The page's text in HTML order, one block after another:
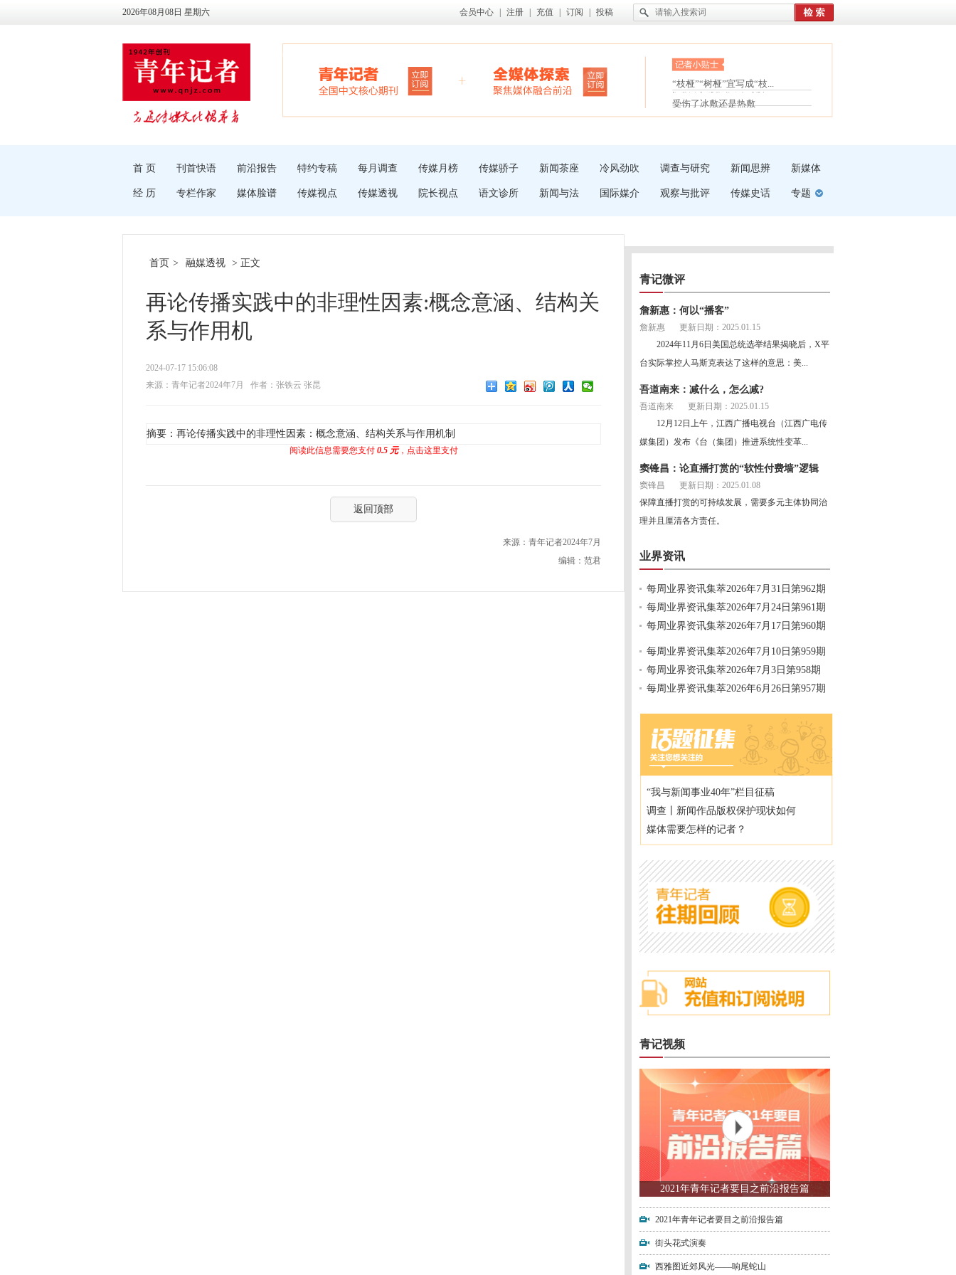
2026年08月08日 星期六 会员中心 注册 充值 订阅 投稿
眼白变红或是结膜下出血
“枝桠”“树桠”宜写成“枝...
夏天缓解疲劳有三招
护腰，摆脱六大坏习惯
受伤了冰敷还是热敷
白内障治疗的误区
首 页 刊首快语 前沿报告 特约专稿 每月调查 传媒月榜 传媒骄子 新闻茶座 冷风劲吹 调查与研究 新闻思辨 新媒体
经 历 专栏作家 媒体脸谱 传媒视点 传媒透视 院长视点 语文诊所 新闻与法 国际媒介 观察与批评 传媒史话 专题
首页 > 融媒透视 > 正文
再论传播实践中的非理性因素:概念意涵、结构关
系与作用机
2024-07-17 15:06:08
来源：青年记者2024年7月
作者：张铁云 张昆
摘要：再论传播实践中的非理性因素：概念意涵、结构关系与作用机制
阅读此信息需要您支付 0.5 元，点击这里支付
返回顶部
来源：青年记者2024年7月
编辑：范君
青记微评
詹新惠：何以“播客”
詹新惠
更新日期：2025.01.15
2024年11月6日美国总统选举结果揭晓后，X平
台实际掌控人马斯克表达了这样的意思：美...
吾道南来：减什么，怎么减?
吾道南来
更新日期：2025.01.15
12月12日上午，江西广播电视台（江西广电传
媒集团）发布《台（集团）推进系统性变革...
窦锋昌：论直播打赏的“软性付费墙”逻辑
窦锋昌
更新日期：2025.01.08
保障直播打赏的可持续发展，需要多元主体协同治
理并且厘清各方责任。
业界资讯
每周业界资讯集萃2026年7月31日第962期
每周业界资讯集萃2026年7月24日第961期
每周业界资讯集萃2026年7月17日第960期
每周业界资讯集萃2026年7月10日第959期
每周业界资讯集萃2026年7月3日第958期
每周业界资讯集萃2026年6月26日第957期
“我与新闻事业40年”栏目征稿
调查丨新闻作品版权保护现状如何
媒体需要怎样的记者？
青记视频
2021年青年记者要目之前沿报告篇
2021年青年记者要目之前沿报告篇
街头花式演奏
西雅图近郊风光——响尾蛇山